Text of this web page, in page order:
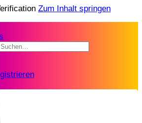
Zum Inhalt springen